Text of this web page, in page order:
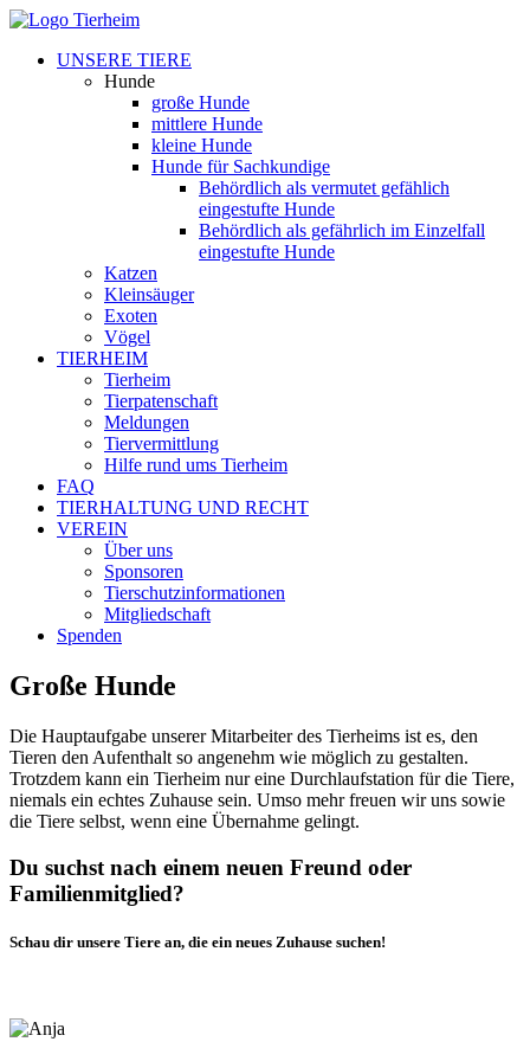
UNSERE TIERE
Hunde
große Hunde
mittlere Hunde
kleine Hunde
Hunde für Sachkundige
Behördlich als vermutet gefählich
eingestufte Hunde
Behördlich als gefährlich im Einzelfall
eingestufte Hunde
Katzen
Kleinsäuger
Exoten
Vögel
TIERHEIM
Tierheim
Tierpatenschaft
Meldungen
Tiervermittlung
Hilfe rund ums Tierheim
FAQ
TIERHALTUNG UND RECHT
VEREIN
Über uns
Sponsoren
Tierschutzinformationen
Mitgliedschaft
Spenden
Große Hunde
Die Hauptaufgabe unserer Mitarbeiter des Tierheims ist es, den
Tieren den Aufenthalt so angenehm wie möglich zu gestalten.
Trotzdem kann ein Tierheim nur eine Durchlaufstation für die Tiere,
niemals ein echtes Zuhause sein. Umso mehr freuen wir uns sowie
die Tiere selbst, wenn eine Übernahme gelingt.
Du suchst nach einem neuen Freund oder
Familienmitglied?
Schau dir unsere Tiere an, die ein neues Zuhause suchen!